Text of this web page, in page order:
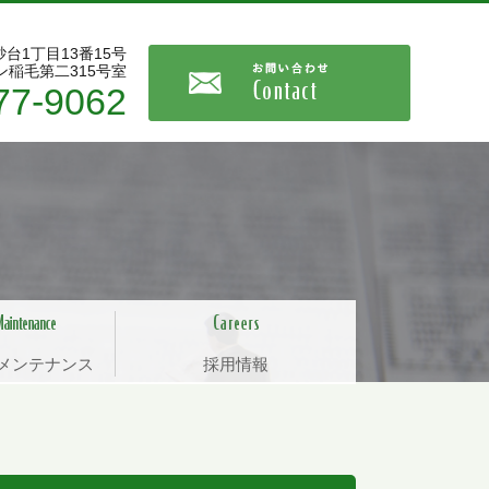
台1丁目13番15号
稲毛第二315号室
9062
ンテナンス 採用情報